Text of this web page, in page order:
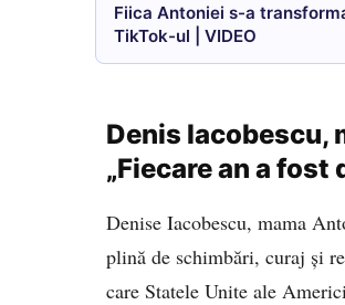
Fiica Antoniei s-a
TikTok-ul | VIDEO
Denis Iacobescu,
„Fiecare an a fost
Denise Iacobescu, mama
plină de schimbări, curaj și
care Statele Unite ale